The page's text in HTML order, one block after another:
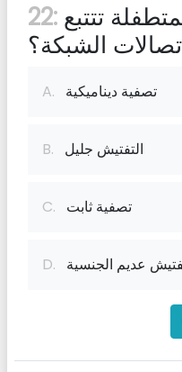
22:
الشبكة؟
A. تصفية ديناميكية
B. التفتيش جليل
C. تصفية ثابت
D. عديم الجنسية